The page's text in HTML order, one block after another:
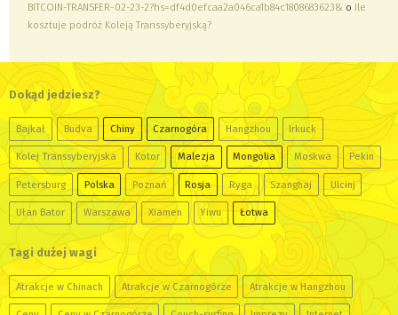
BITCOIN-TRANSFER-02-23-2?hs=df4d0efcaa2a046ca1b84c1808683623& o Ile
kosztuje podróż Koleją Transsyberyjską?
Dokąd jedziesz?
Bajkał Budva Chiny Czarnogóra Hangzhou Irkuck
Kolej Transsyberyjska Kotor Malezja Mongolia Moskwa Pekin
Petersburg Polska Poznań Rosja Ryga Szanghaj Ulcinj
Ułan Bator Warszawa Xiamen Yiwu Łotwa
Tagi dużej wagi
Atrakcje w Chinach Atrakcje w Czarnogórze Atrakcje w Hangzhou